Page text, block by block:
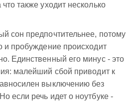
также уходит несколько
сон предпочтительнее, потому
и пробуждение происходит
Единственный его минус - это
малейший сбой приводит к
выключению без
если речь идет о ноутбуке -